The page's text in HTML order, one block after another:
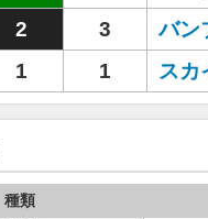
2 3 バン
1 1 スカ
種類